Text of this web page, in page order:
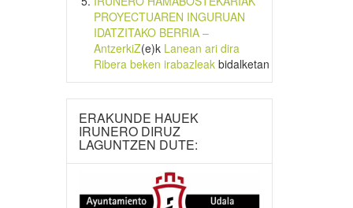
PROYECTUAREN INGURUAN
IDATZITAKO BERRIA –
AntzerkiZ(e)k Lanean ari dira
Ribera beken irabazleakbidalketan
ERAKUNDE HAUEK
IRUNERO DIRUZ
LAGUNTZEN DUTE: